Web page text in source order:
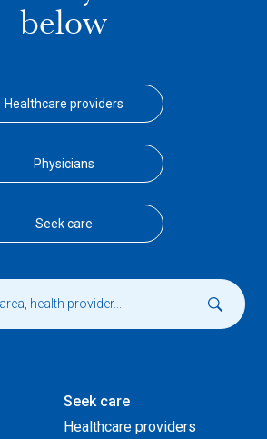
below
Healthcare providers
Physicians
Seek care
Seek care
Healthcare providers